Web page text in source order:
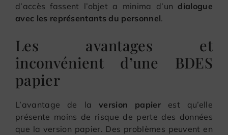
d’accès fassent l’objet a minima d’un dialogue
avec les représentants du personnel.
Les avantages et
inconvénient d’une BDES
papier
L’avantage de la version papier est qu’elle
présente moins de risque de perte des données
que la version papier. Des problèmes peuvent en